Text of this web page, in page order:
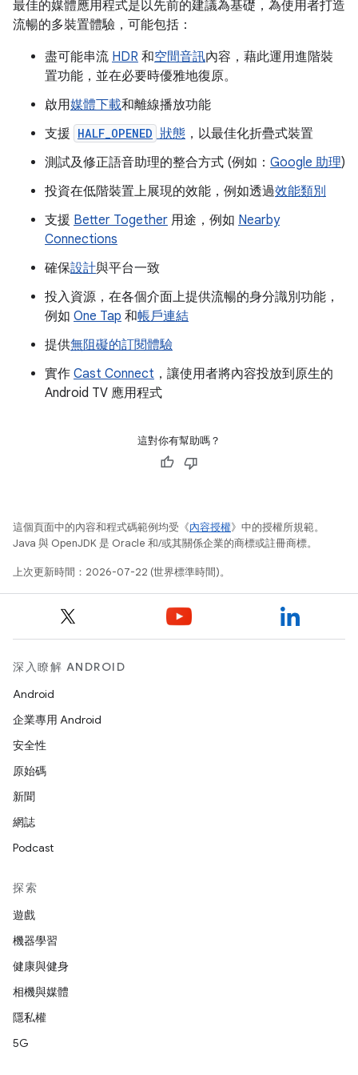
最佳的媒體應用程式是以先前的建議為基礎，為使用者打造
流暢的多裝置體驗，可能包括：
盡可能串流 HDR 和空間音訊內容，藉此運用進階裝
置功能，並在必要時優雅地復原。
啟用媒體下載和離線播放功能
支援 HALF_OPENED 狀態 ，以最佳化折疊式裝置
測試及修正語音助理的整合方式 (例如： Google 助理)
投資在低階裝置上展現的效能，例如透過效能類別
支援 Better Together 用途，例如 Nearby
Connections
確保設計與平台一致
投入資源，在各個介面上提供流暢的身分識別功能，
例如 One Tap 和帳戶連結
提供無阻礙的訂閱體驗
實作 Cast Connect ，讓使用者將內容投放到原生的
Android TV 應用程式
這對你有幫助嗎？
這個頁面中的內容和程式碼範例均受《內容授權》中的授權所規範。
Java 與 OpenJDK 是 Oracle 和/或其關係企業的商標或註冊商標。
上次更新時間：2026-07-22 (世界標準時間)。
深入瞭解 ANDROID
Android
企業專用 Android
安全性
原始碼
新聞
網誌
Podcast
探索
遊戲
機器學習
健康與健身
相機與媒體
隱私權
5G